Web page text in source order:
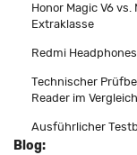
Honor Magic V6
Extraklasse
Redmi
Technischer
Reader im Vergleich
Ausführlicher
Blog: